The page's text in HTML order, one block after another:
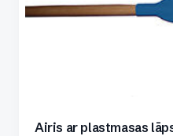
Airis ar plastmasas